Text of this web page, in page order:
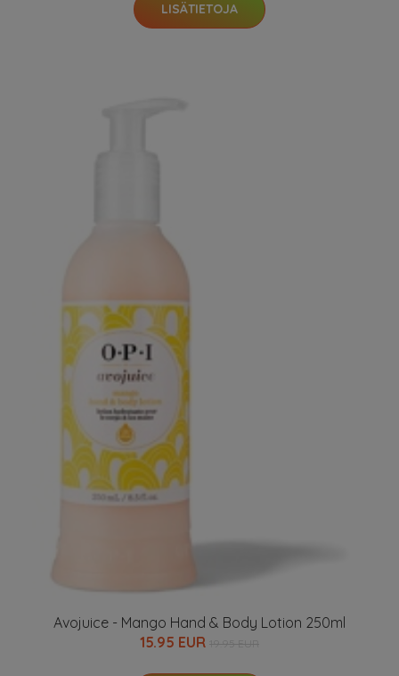
LISÄTIETOJA
Avojuice - Mango Hand & Body Lotion 250ml
15.95 EUR